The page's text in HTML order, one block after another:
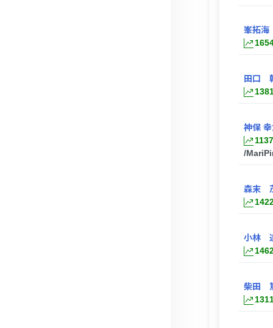
峯拓海
田口
神保
1137
/
森末
小林
柴田